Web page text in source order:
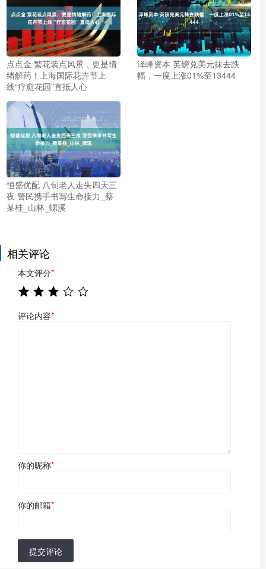
点点金 繁花装点风景，更是情
绪解药！上海国际花卉节上
线“疗愈花园”直抵人心
泽峰资本 英镑兑美元抹去跌
幅，一度上涨01%至13444
恒盛优配 八旬老人走失四天三
夜 警民携手书写生命接力_蔡
某桂_山林_螺溪
相关评论
本文评分*
评论内容*
你的昵称*
你的邮箱*
提交评论